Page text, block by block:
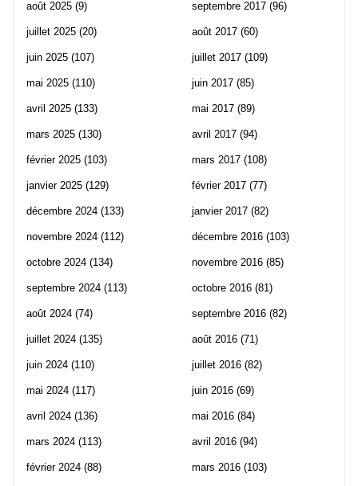
août 2025 (9)
juillet 2025 (20)
juin 2025 (107)
mai 2025 (110)
avril 2025 (133)
mars 2025 (130)
février 2025 (103)
janvier 2025 (129)
décembre 2024 (133)
novembre 2024 (112)
octobre 2024 (134)
septembre 2024 (113)
août 2024 (74)
juillet 2024 (135)
juin 2024 (110)
mai 2024 (117)
avril 2024 (136)
mars 2024 (113)
février 2024 (88)
septembre 2017 (96)
août 2017 (60)
juillet 2017 (109)
juin 2017 (85)
mai 2017 (89)
avril 2017 (94)
mars 2017 (108)
février 2017 (77)
janvier 2017 (82)
décembre 2016 (103)
novembre 2016 (85)
octobre 2016 (81)
septembre 2016 (82)
août 2016 (71)
juillet 2016 (82)
juin 2016 (69)
mai 2016 (84)
avril 2016 (94)
mars 2016 (103)